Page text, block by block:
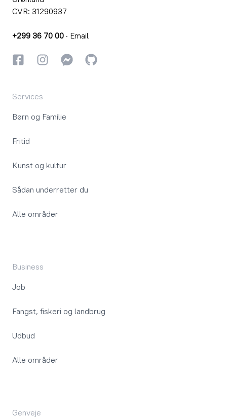
CVR: 31290937
+299 36 70 00 · Email
FacebookInstagramInstagram
GitHub
Services
Børn og Familie
Fritid
Kunst og kultur
Sådan underretter du
Alle områder
Business
Job
Fangst, fiskeri og landbrug
Udbud
Alle områder
Genveje